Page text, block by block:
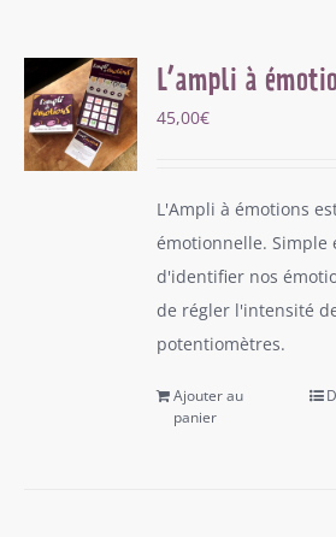
L’ampli à
45,00€
L'Ampli à émotions
émotionnelle.
d'identifier nos
de régler l'intensité
potentiomètres.
Ajouter au
panier